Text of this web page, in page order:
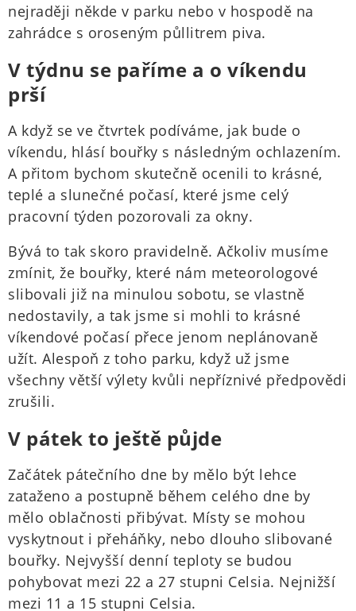
nejraději někde v parku nebo v hospodě na
zahrádce s oroseným půllitrem piva.
V týdnu se paříme a o víkendu
prší
A když se ve čtvrtek podíváme, jak bude o
víkendu, hlásí bouřky s následným ochlazením.
A přitom bychom skutečně ocenili to krásné,
teplé a slunečné počasí, které jsme celý
pracovní týden pozorovali za okny.
Bývá to tak skoro pravidelně. Ačkoliv musíme
zmínit, že bouřky, které nám meteorologové
slibovali již na minulou sobotu, se vlastně
nedostavily, a tak jsme si mohli to krásné
víkendové počasí přece jenom neplánovaně
užít. Alespoň z toho parku, když už jsme
všechny větší výlety kvůli nepříznivé předpovědi
zrušili.
V pátek to ještě půjde
Začátek pátečního dne by mělo být lehce
zataženo a postupně během celého dne by
mělo oblačnosti přibývat. Místy se mohou
vyskytnout i přeháňky, nebo dlouho slibované
bouřky. Nejvyšší denní teploty se budou
pohybovat mezi 22 a 27 stupni Celsia. Nejnižší
mezi 11 a 15 stupni Celsia.